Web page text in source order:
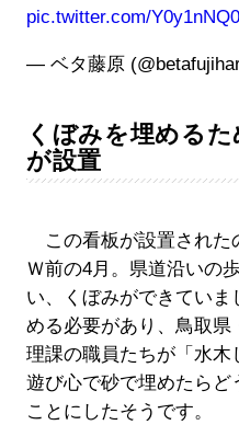
pic.twitter.com/
— ベタ藤原
くぼみを埋める
が設置
この看板が設置された
Ｗ前の4月。県道沿いの
い、くぼみができてい
める必要があり、鳥取県
理課の職員たちが「水木
遊び心で砂で埋めたらど
ことにしたそうです。